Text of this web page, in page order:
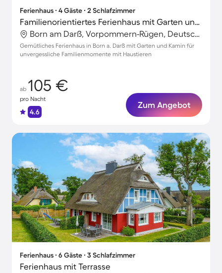
Ferienhaus ∙ 4 Gäste ∙ 2 Schlafzimmer
Familienorientiertes Ferienhaus mit Garten und Terrasse | Naturblick | Haustiere erlaubt
Born am Darß, Vorpommern-Rügen, Deutschland
Gemütliches Ferienhaus in Born a. Darß mit Garten und Kamin für
unvergessliche Familienmomente mit Haustieren
ab 105 €
pro Nacht
4.6
Zum Angebot
Ferienhaus ∙ 6 Gäste ∙ 3 Schlafzimmer
Ferienhaus mit Terrasse